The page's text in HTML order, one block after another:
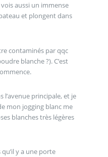
aussi un immense
et plongent dans
contaminés par qqc
blanche ?). C’est
l’avenue principale, et je
mon jogging blanc me
blanches très légères
qu’il y a une porte